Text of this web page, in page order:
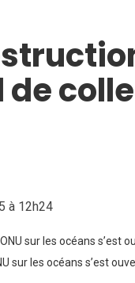
de
à 12h24
sur les océans s’est